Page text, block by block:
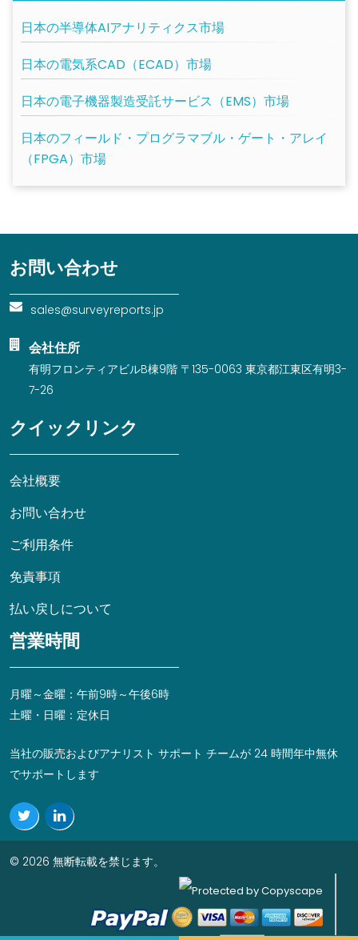
日本の半導体AIアナリティクス市場
日本の電気系CAD（ECAD）市場
日本の電子機器製造受託サービス（EMS）市場
日本のフィールド・プログラマブル・ゲート・アレイ
（FPGA）市場
お問い合わせ
sales@surveyreports.jp
会社住所
有明フロンティアビルB棟9階 〒135-0063 東京都江東区有明3-
7-26
クイックリンク
会社概要
お問い合わせ
ご利用条件
免責事項
払い戻しについて
営業時間
月曜～金曜：午前9時～午後6時
土曜・日曜：定休日
当社の販売およびアナリスト サポート チームが 24 時間年中無休
でサポートします
© 2026 無断転載を禁じます。